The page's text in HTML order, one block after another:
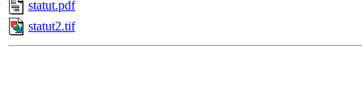
statut.pdf
statut2.tif